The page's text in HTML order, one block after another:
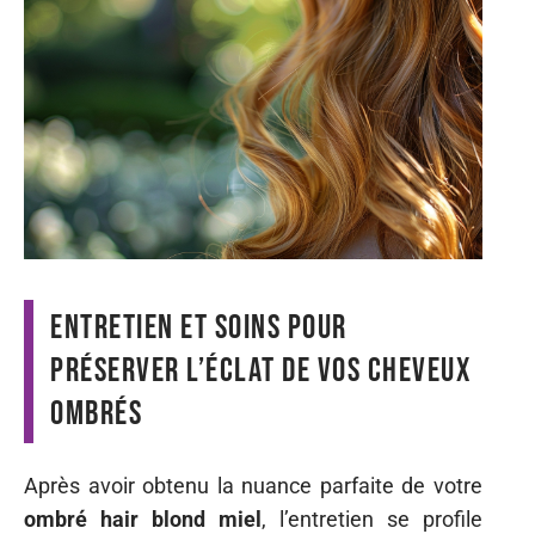
Entretien et soins pour
préserver l’éclat de vos cheveux
ombrés
Après avoir obtenu la nuance parfaite de votre
ombré hair blond miel , l’entretien se profile